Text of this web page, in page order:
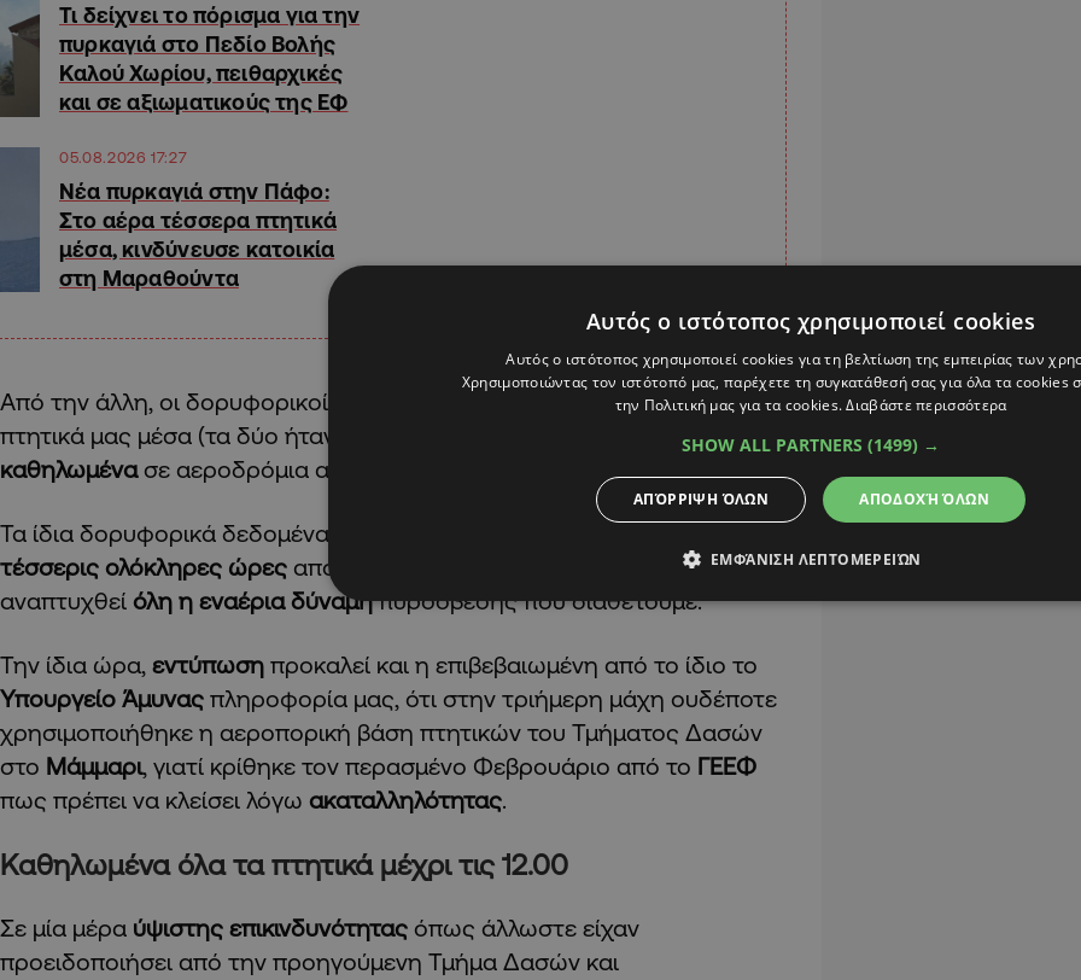
Τι δείχνει το πόρισμα για την
πυρκαγιά στο Πεδίο Βολής
Καλού Χωρίου, πειθαρχικές
και σε αξιωματικούς της ΕΦ
05.08.2026 17:27
Νέα πυρκαγιά στην Πάφο:
Στο αέρα τέσσερα πτητικά
μέσα, κινδύνευσε κατοικία
στη Μαραθούντα
Από την άλλη, οι δορυφορικοί χάρτες δείχνουν από τα 11 διαθέσιμα
πτητικά μας μέσα (τα δύο ήταν στην Ανάγεια) τα 9 να παραμένουν
καθηλωμένα σε αεροδρόμια ακόμη και
Τα ίδια δορυφορικά δεδομένα μαρτυρούν επίσης, ότι χρειάστηκαν
τέσσερις ολόκληρες ώρες από την πρώτη κλήση για βοήθεια, μέχρι να
αναπτυχθεί όλη η εναέρια δύναμηπυρόσβεσης που διαθέτουμε.
Την ίδια ώρα, εντύπωση προκαλεί και η επιβεβαιωμένη από το ίδιο το
Υπουργείο Άμυνας πληροφορία μας, ότι στην τριήμερη μάχη ουδέποτε
χρησιμοποιήθηκε η αεροπορική βάση πτητικών του Τμήματος Δασών
στο Μάμμαρι, γιατί κρίθηκε τον περασμένο Φεβρουάριο από το ΓΕΕΦ
πως πρέπει να κλείσει λόγω ακαταλληλότητας.
Καθηλωμένα όλα τα πτητικά μέχρι τις 12.00
Σε μία μέρα ύψιστης επικινδυνότητας όπως άλλωστε είχαν
προειδοποιήσει από την προηγούμενη Τμήμα Δασών και
Αυτός ο ιστότοπος χρησιμοποιεί cookies
Αυτός ο ιστότοπος χρησιμοποιεί cookies για τη βελτίωση της εμπειρίας των
Χρησιμοποιώντας τον ιστότοπό μας, παρέχετε τη συγκατάθεσή σας για όλα τα cookies
την Πολιτική μας για τα cookies.Διαβάστε περισσότερα
SHOW ALL PARTNERS (1499) →
ΑΠΟΔΟΧΉ ΌΛΩΝ
ΑΠΌΡΡΙΨΗ ΌΛΩΝ
ΕΜΦΆΝΙΣΗ ΛΕΠΤΟΜΕΡΕΙΏΝ